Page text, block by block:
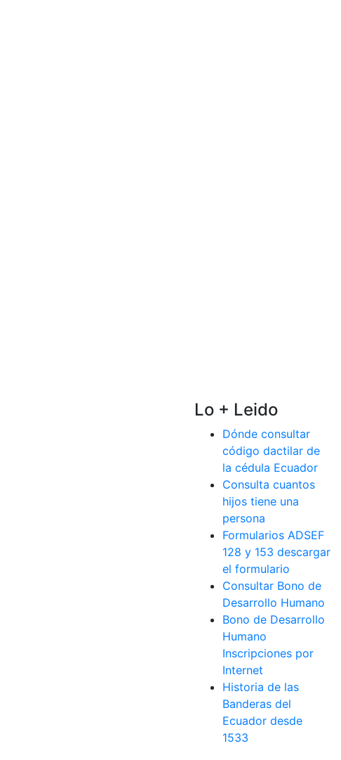
Lo + Leido
Dónde consultar
código dactilar de
la cédula Ecuador
Consulta cuantos
hijos tiene una
persona
Formularios ADSEF
128 y 153 descargar
el formulario
Consultar Bono de
Desarrollo Humano
Bono de Desarrollo
Humano
Inscripciones por
Internet
Historia de las
Banderas del
Ecuador desde
1533